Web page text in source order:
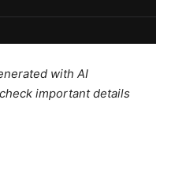
with AI
important details